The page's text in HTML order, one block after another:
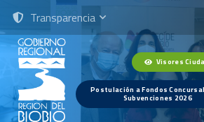
Transparencia
Visores
Postulación a Fondos
Subvenciones 2026